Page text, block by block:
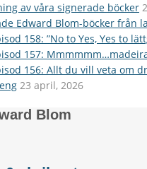
av våra signerade böcker
Edward Blom-böcker från
158: ”No to Yes, Yes to
157:
156: Allt du vill veta om
23 april, 2026
Blom